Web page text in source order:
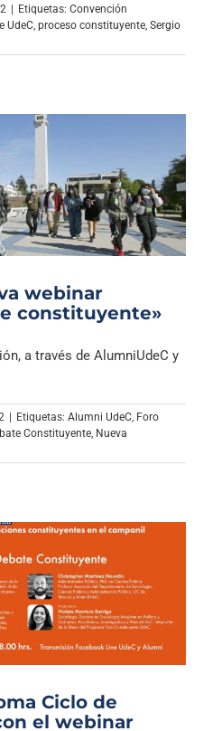
| Etiquetas: Convención
UdeC proceso constituyente Sergio
webinar
constituyente»
a través de AlumniUdeC y
Etiquetas: Alumni UdeC, Foro
Constituyente, Nueva
Ciclo de
el webinar